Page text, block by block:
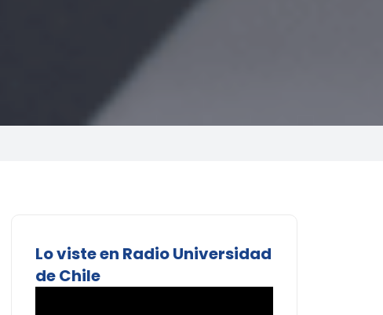
Lo viste en Radio Universidad
de Chile